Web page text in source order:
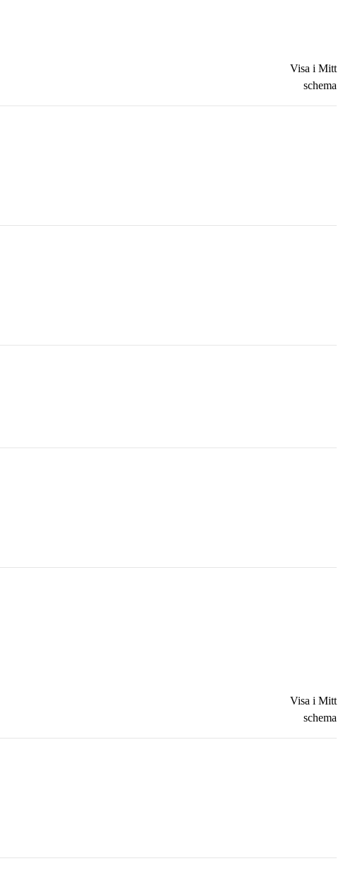
Visa i Mitt
schema
Visa i Mitt
schema